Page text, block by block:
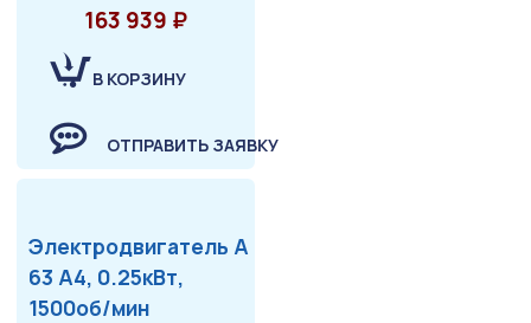
163 939 ₽
В КОРЗИНУ
ОТПРАВИТЬ ЗАЯВКУ
Электродвигатель А
63 А4, 0.25кВт,
1500об/мин